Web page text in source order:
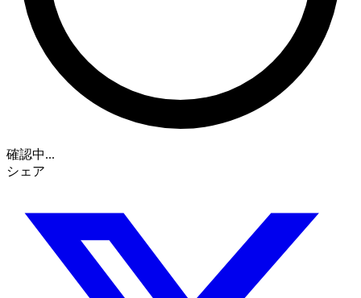
確認中...
シェア